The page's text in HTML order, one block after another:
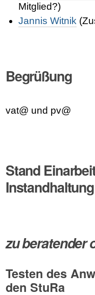
Mitglied?)
Jannis Witnik
Begrüßung
vat@ und pv@
Stand
zu beratender
Testen des
den StuRa